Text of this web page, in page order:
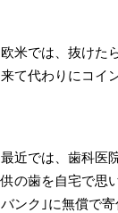
欧米では、抜けた
来て代わりにコイ
最近では、歯科医
供の歯を自宅で思
バンク｣に無償で寄